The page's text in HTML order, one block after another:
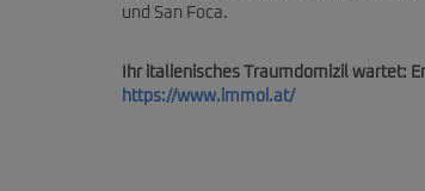
und San Foca.
Ihr italienisches Traumdomizil wartet:
https://www.immoi.at/